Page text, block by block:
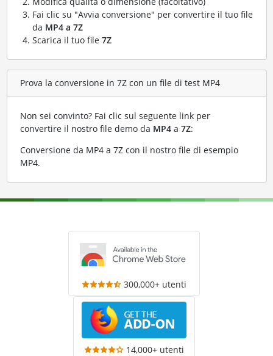
Fai clic su "Avvia conversione" per convertire il tuo file
da MP4 a 7Z
Scarica il tuo file 7Z
Prova la conversione in 7Z con un file di test MP4
Non sei convinto? Fai clic sul seguente link per
convertire il nostro file demo da MP4a 7Z:
Conversione da MP4 a 7Z con il nostro file di esempio
MP4.
300,000+ utenti
14,000+ utenti